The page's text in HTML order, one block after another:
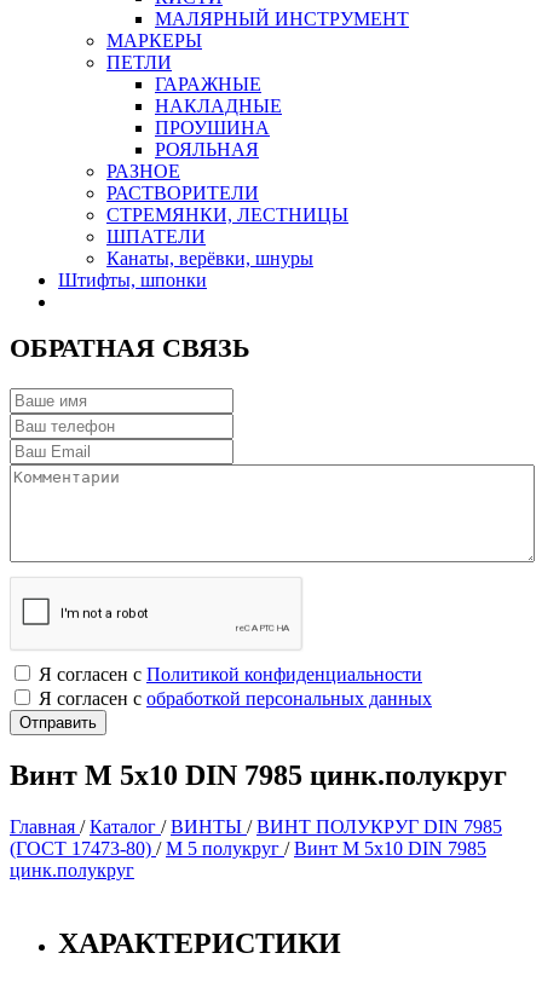
МАЛЯРНЫЙ ИНСТРУМЕНТ
МАРКЕРЫ
ПЕТЛИ
ГАРАЖНЫЕ
НАКЛАДНЫЕ
ПРОУШИНА
РОЯЛЬНАЯ
РАЗНОЕ
РАСТВОРИТЕЛИ
СТРЕМЯНКИ, ЛЕСТНИЦЫ
ШПАТЕЛИ
Канаты, верёвки, шнуры
Штифты, шпонки
ОБРАТНАЯ СВЯЗЬ
Я согласен с Политикой конфиденциальности
Я согласен с обработкой персональных данных
Винт М 5х10 DIN 7985 цинк.полукруг
Главная /Каталог /ВИНТЫ /ВИНТ ПОЛУКРУГ DIN 7985
(ГОСТ 17473-80) /М 5 полукруг /Винт М 5х10 DIN 7985
цинк.полукруг
ХАРАКТЕРИСТИКИ